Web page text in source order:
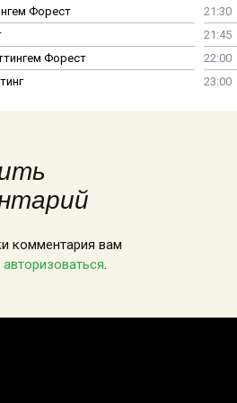
Форест 21:30
21:45
Форест 22:00
23:00
комментария вам
авторизоваться.